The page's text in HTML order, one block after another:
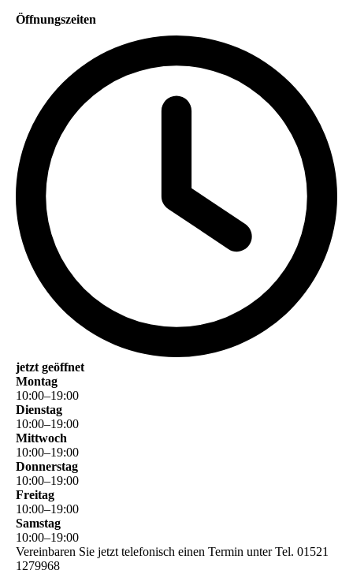
Öffnungszeiten
jetzt geöffnet
Montag
10:00–19:00
Dienstag
10:00–19:00
Mittwoch
10:00–19:00
Donnerstag
10:00–19:00
Freitag
10:00–19:00
Samstag
10:00–19:00
Vereinbaren Sie jetzt telefonisch einen Termin unter Tel. 01521
1279968